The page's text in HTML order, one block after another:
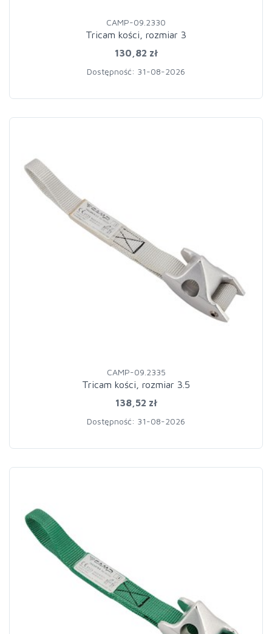
CAMP-09.2330
Tricam kości, rozmiar 3
130,82 zł
Dostępność: 31-08-2026
CAMP-09.2335
Tricam kości, rozmiar 3.5
138,52 zł
Dostępność: 31-08-2026